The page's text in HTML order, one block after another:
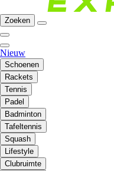
Zoeken
Nieuw
Schoenen
Rackets
Tennis
Padel
Badminton
Tafeltennis
Squash
Lifestyle
Clubruimte